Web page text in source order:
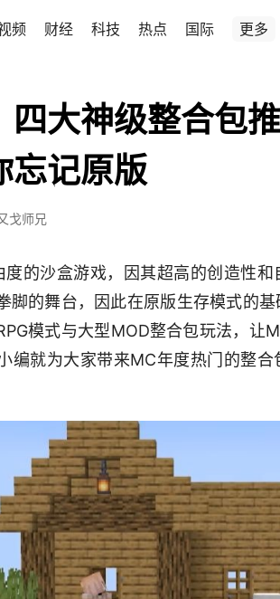
频 财经 科技 热点 国际 更多
四大神级整合包
忘记原版
戈师兄
度的沙盒游戏，因其超高的创造性和
脚的舞台，因此在原版生存模式的
PG模式与大型MOD整合包玩法，让M
编就为大家带来MC年度热门 的整合